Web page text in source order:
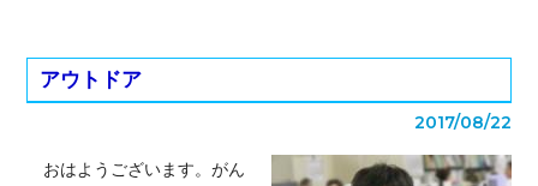
アウトドア
2017/08/22
おはようございます。がん